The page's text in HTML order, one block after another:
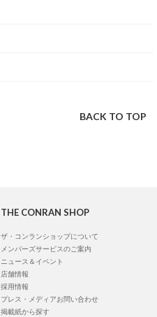
BACK TO TOP
THE CONRAN SHOP
ザ・コンランショップについて
メンバーズサービスのご案内
ニュース＆イベント
店舗情報
採用情報
プレス・メディアお問い合わせ
掲載紙から探す